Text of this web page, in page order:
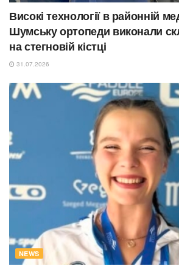
Високі технології в районній
Шумську ортопеди виконали
на стегновій кістці
31.07.2026
NEWS